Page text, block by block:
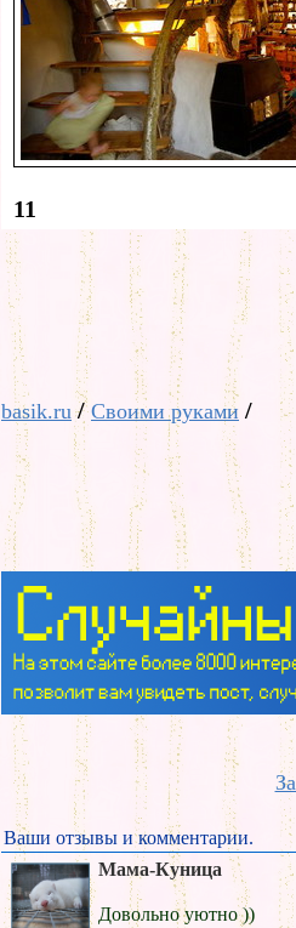
11
basik.ru/Своими руками /
Ваши отзывы и комментарии.
Мама-Куница
Довольно уютно ))